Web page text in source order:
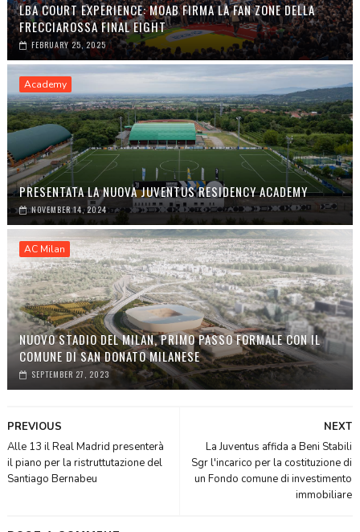
LBA COURT EXPERIENCE: MOAB FIRMA LA FAN ZONE DELLA
FRECCIAROSSA FINAL EIGHT
FEBRUARY 25, 2025
Academy
PRESENTATA LA NUOVA JUVENTUS RESIDENCY ACADEMY
NOVEMBER 14, 2024
AC Milan
NUOVO STADIO DEL MILAN, PRIMO PASSO FORMALE CON IL
COMUNE DI SAN DONATO MILANESE
SEPTEMBER 27, 2023
NEXT
La Juventus affida a Beni Stabili
Sgr l'incarico per la costituzione di
un Fondo comune di investimento
immobiliare
PREVIOUS
Alle 13 il Real Madrid presenterà
il piano per la ristruttutazione del
Santiago Bernabeu